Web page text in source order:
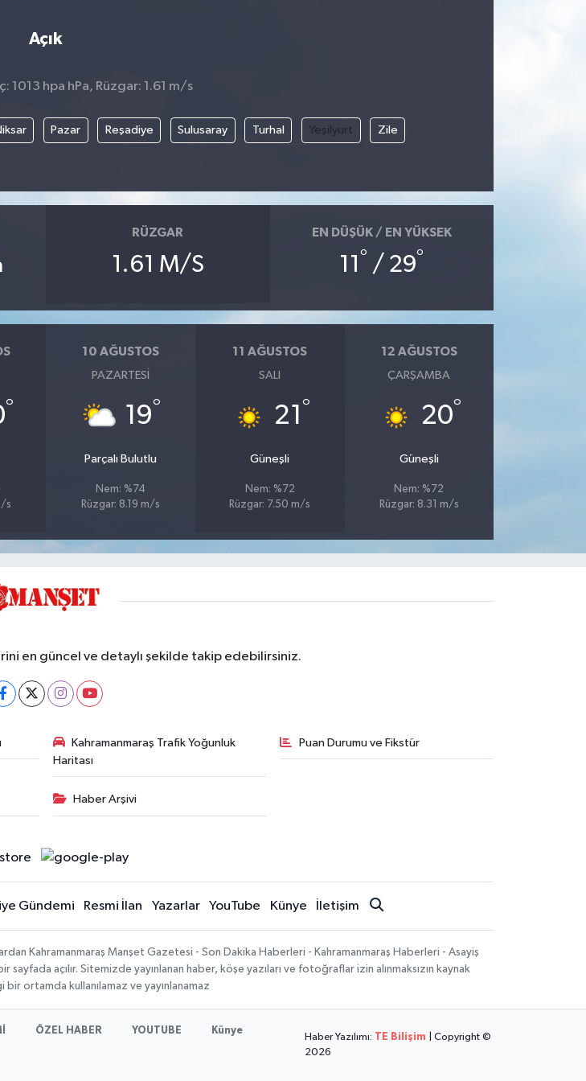
Açık
1013 hpa hPa, Rüzgar: 1.61 m/s
Pazar Reşadiye Sulusaray Turhal Yeşilyurt Zile
RÜZGAR
1.61 M/S
EN DÜŞÜK / EN YÜKSEK
11 ° / 29°
°
s
10 AĞUSTOS
PAZARTESI
19°
Parçalı Bulutlu
Nem: %74
Rüzgar: 8.19 m/s
11 AĞUSTOS
SALI
21 °
Güneşli
Nem: %72
Rüzgar: 7.50 m/s
12 AĞUSTOS
ÇARŞAMBA
20°
Güneşli
Nem: %72
Rüzgar: 8.31 m/s
en güncel ve detaylı şekilde takip edebilirsiniz.
Kahramanmaraş Trafik Yoğunluk
Haritası
Puan Durumu ve Fikstür
Haber Arşivi
Gündemi Resmi İlan Yazarlar YouTube Künye İletişim
Kahramanmaraş Manşet Gazetesi - Son Dakika Haberleri - Kahramanmaraş Haberleri - Asayiş
açılır. Sitemizde yayınlanan haber, köşe yazıları ve fotoğraflar izin alınmaksızın kaynak
ortamda kullanılamaz ve yayınlanamaz
ÖZEL HABER YOUTUBE
Künye
Haber Yazılımı: TE Bilişim
| Copyright ©
2026